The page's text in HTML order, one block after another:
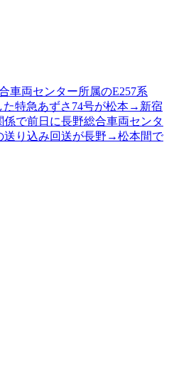
車両センター所属のE257系
た特急あずさ74号が松本→新宿
で前日に長野総合車両センタ
送り込み回送が長野→松本間で